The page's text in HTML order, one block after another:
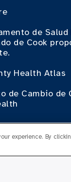
de Salud
de Cook
Health Atlas
de Cambio de
con
experience. By